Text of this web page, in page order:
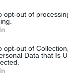
opt-out of
opt-out of
Data that Is